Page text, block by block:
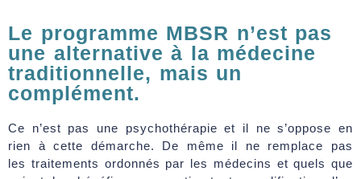
Le programme MBSR n’est pas
une alternative à la médecine
traditionnelle, mais un
complément.
Ce n’est pas une psychothérapie et il ne s’oppose en
rien à cette démarche. De même il ne remplace pas
les traitements ordonnés par les médecins et quels que